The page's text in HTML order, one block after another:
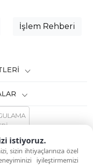
istiyoruz.
sizin ihtiyaçlarınıza özel
iyileştirmemizi
İşlem Rehberi